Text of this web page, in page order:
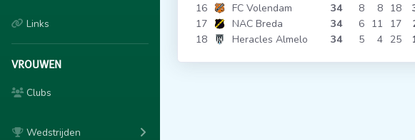
Links
VROUWEN
Clubs
Wedstrijden
16
FC Volendam 34 8 8 18
17
NAC Breda 34 6 11 17
18
Heracles Almelo 34 5 4 25